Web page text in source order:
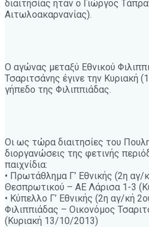
διαιτησίας ήταν ο Γιώργος
Αιτωλοακαρνανίας).
Ο αγώνας μεταξύ Εθνικού
Τσαριτσάνης έγινε την Κυριακή
γήπεδο της Φιλιππιάδας.
Οι ως τώρα διαιτησίες του
διοργανώσεις της φετινής
παιχνίδια:
• Πρωτάθλημα Γ’ Εθνικής (2η αγ/
Θεσπρωτικού – ΑΕ Λάρισα 1-3
• Κύπελλο Γ’ Εθνικής (2η αγ/κή
Φιλιππιάδας – Οικονόμος
(Κυριακή 13/10/2013)